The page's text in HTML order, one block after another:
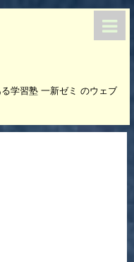
学習塾 一新ゼミ のウェブ